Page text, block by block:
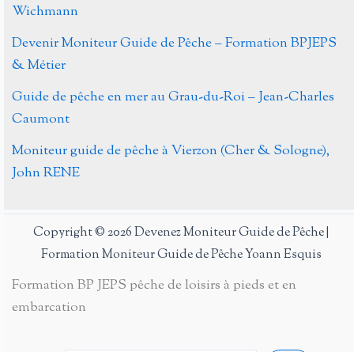
Wichmann
Devenir Moniteur Guide de Pêche – Formation BPJEPS
& Métier
Guide de pêche en mer au Grau-du-Roi – Jean-Charles
Caumont
Moniteur guide de pêche à Vierzon (Cher & Sologne),
John RENE
Copyright © 2026 Devenez Moniteur Guide de Pêche |
Formation Moniteur Guide de Pêche Yoann Esquis
Formation BP JEPS pêche de loisirs à pieds et en
embarcation